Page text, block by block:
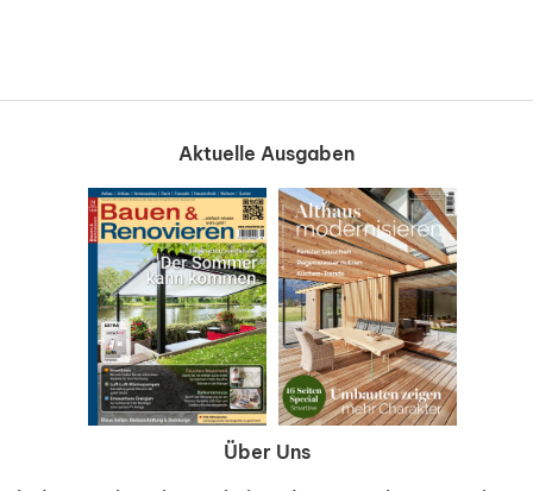
Aktuelle Ausgaben
Über Uns